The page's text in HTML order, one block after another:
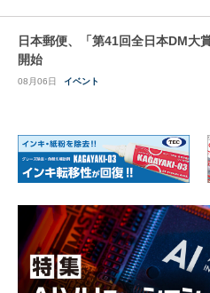
日本郵便、「第41回全日本DM大
開始
08月06日 イベント